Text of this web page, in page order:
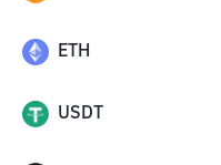
ETH
USDT